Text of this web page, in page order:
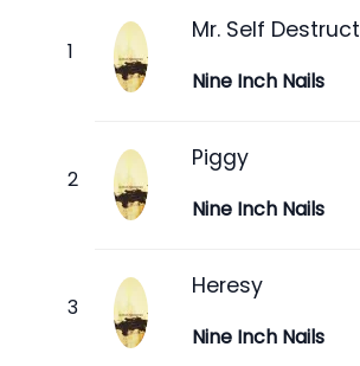
Mr. Self Destruct
Nine Inch Nails
Piggy
Nine Inch Nails
Heresy
Nine Inch Nails